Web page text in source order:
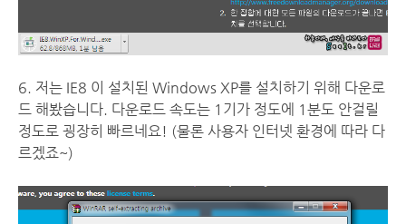
6. 저는 IE8 이 설치된 Windows XP를 설치하기 위해 다운로
드 해봤습니다. 다운로드 속도는 1기가 정도에 1분도 안걸릴
정도로 굉장히 빠르네요! (물론 사용자 인터넷 환경에 따라 다
르겠죠~)